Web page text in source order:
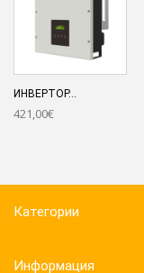
ИНВЕРТОР...
421,00€
Категории
Информация